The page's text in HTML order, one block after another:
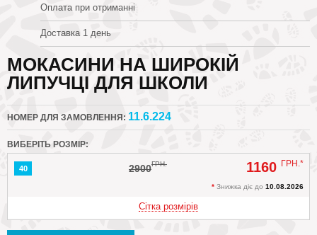
Оплата при отриманні
Доставка 1 день
МОКАСИНИ НА ШИРОКІЙ
ЛИПУЧЦІ ДЛЯ ШКОЛИ
НОМЕР ДЛЯ ЗАМОВЛЕННЯ: 11.6.224
ВИБЕРІТЬ РОЗМІР:
40 2900ГРН. 1160 ГРН.*
* Знижка діє до 10.08.2026
Сітка розмірів